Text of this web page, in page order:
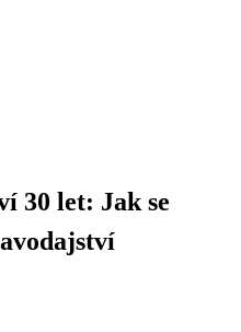
30 let: Jak se